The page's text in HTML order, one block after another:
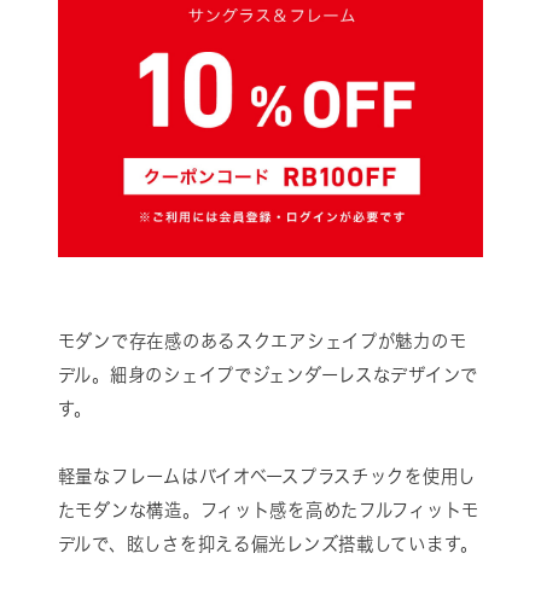
モダンで存在感のあるスクエアシェイプが魅力のモ
デル。細身のシェイプでジェンダーレスなデザインで
す。
軽量なフレームはバイオベースプラスチックを使用し
たモダンな構造。フィット感を高めたフルフィットモ
デルで、眩しさを抑える偏光レンズ搭載しています。